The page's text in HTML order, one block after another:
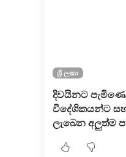
ශ්‍රී ලංකා
දිවයිනට
විදේශිකයන්ට සහ
ලැබෙන අලුත්ම